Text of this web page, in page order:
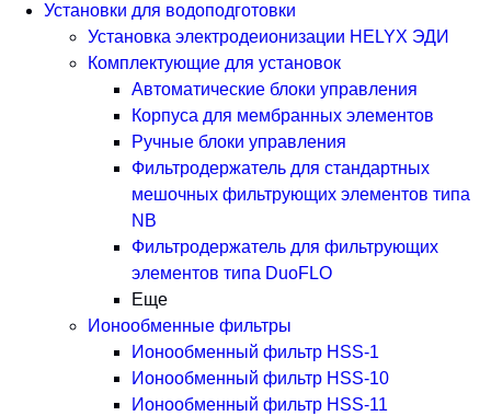
Установки для водоподготовки
Установка электродеионизации HELYX ЭДИ
Комплектующие для установок
Автоматические блоки управления
Корпуса для мембранных элементов
Ручные блоки управления
Фильтродержатель для стандартных
мешочных фильтрующих элементов типа
NB
Фильтродержатель для фильтрующих
элементов типа DuoFLO
Еще
Ионообменные фильтры
Ионообменный фильтр HSS-1
Ионообменный фильтр HSS-10
Ионообменный фильтр HSS-11